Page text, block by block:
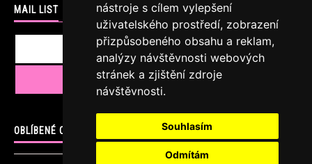
nástroje s cílem vylepšení
uživatelského prostředí, zobrazení
přizpůsobeného obsahu a reklam,
analýzy návštěvnosti webových
stránek a zjištění zdroje
návštěvnosti.
Souhlasím
Odmítám
MAIL LIST
OBLÍBENÉ ODKAZY